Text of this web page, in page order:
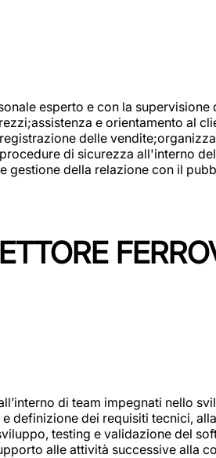
esperto e con la
e orientamento al
delle
di sicurezza all'interno
gestione della relazione con il
di team impegnati nello
definizione dei requisiti tecnici,
testing e validazione del
alle attività successive alla